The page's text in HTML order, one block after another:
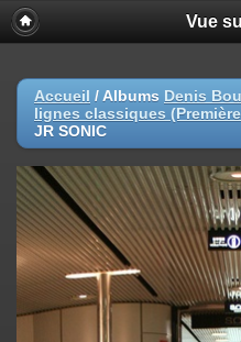
Vue
Accueil / Albums Denis
lignes classiques
JR SONIC